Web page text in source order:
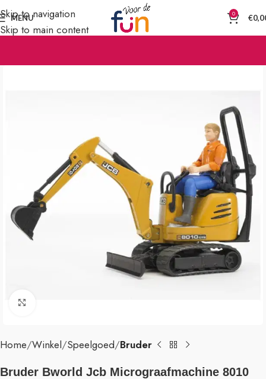
Skip to navigation
Skip to main content
MENU 0 €
Home Winkel Speelgoed Bruder
Bruder Bworld Jcb Micrograafmachine 8010